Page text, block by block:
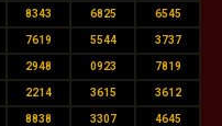
8343 6825 6545
7619 5544 3737
2948 0923 7819
2214 3615 3612
8838 3307 4645